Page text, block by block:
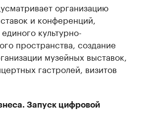
организацию
и конференций,
культурно-
пространства, создание
музейных выставок,
гастролей, визитов
Запуск цифровой